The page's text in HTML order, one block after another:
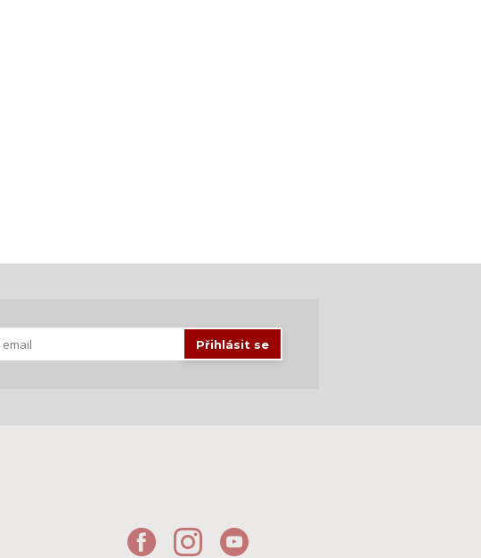
Přihlásit se